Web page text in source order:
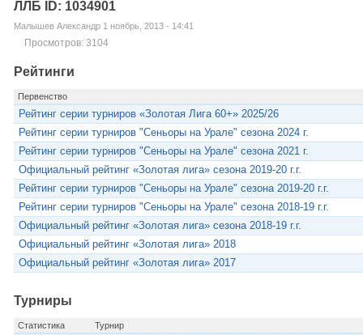
ЛЛБ ID: 1034901
Малышев Александр 1 ноябрь, 2013 - 14:41
Просмотров: 3104
Рейтинги
Первенство
Рейтинг серии турниров «Золотая Лига 60+» 2025/26
Рейтинг серии турниров "Сеньоры на Урале" сезона 2024 г.
Рейтинг серии турниров "Сеньоры на Урале" сезона 2021 г.
Официальный рейтинг «Золотая лига» сезона 2019-20 г.г.
Рейтинг серии турниров "Сеньоры на Урале" сезона 2019-20 г.г.
Рейтинг серии турниров "Сеньоры на Урале" сезона 2018-19 г.г.
Официальный рейтинг «Золотая лига» сезона 2018-19 г.г.
Официальный рейтинг «Золотая лига» 2018
Официальный рейтинг «Золотая лига» 2017
Турниры
Статистика Турнир